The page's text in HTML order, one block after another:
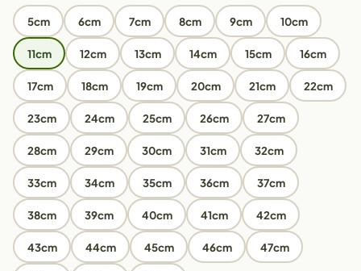
5cm 6cm 7cm 8cm 9cm 10cm
11cm 12cm 13cm 14cm 15cm 16cm
17cm 18cm 19cm 20cm 21cm 22cm
23cm 24cm 25cm 26cm 27cm
28cm 29cm 30cm 31cm 32cm
33cm 34cm 35cm 36cm 37cm
38cm 39cm 40cm 41cm 42cm
43cm 44cm 45cm 46cm 47cm